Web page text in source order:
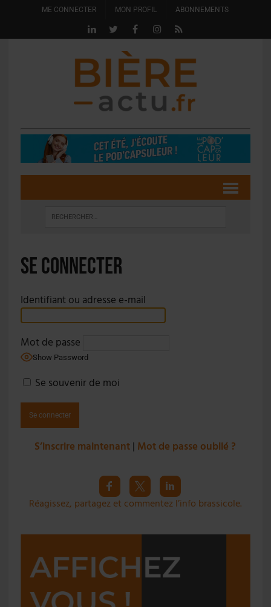
ME CONNECTER MON PROFIL ABONNEMENTS
Se connecter
Identifiant ou adresse e-mail
Mot de passe
Show Password
Se souvenir de moi
S’inscrire maintenant | Mot de passe oublié ?
Réagissez, partagez et commentez l’info brassicole.